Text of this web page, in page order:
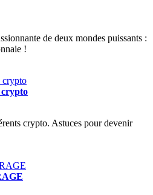
de deux mondes puissants :
!
crypto
crypto. Astuces pour devenir